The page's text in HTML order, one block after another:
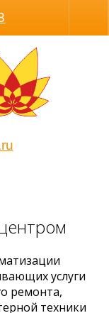
услуги
ремонта,
техники